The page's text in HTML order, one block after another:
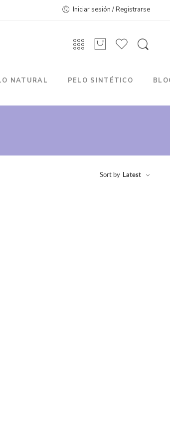
Iniciar sesión / Registrarse
NATURAL PELO SINTÉTICO
Sort by Latest